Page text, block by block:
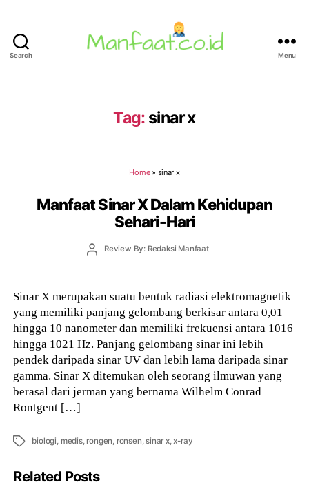
Search Menu
Tag: sinar x
Home» sinar x
Manfaat Sinar X Dalam Kehidupan
Sehari-Hari
PostReview By: Redaksi Manfaat
Sinar X merupakan suatu bentuk radiasi elektromagnetik
yang memiliki panjang gelombang berkisar antara 0,01
hingga 10 nanometer dan memiliki frekuensi antara 1016
hingga 1021 Hz. Panjang gelombang sinar ini lebih
pendek daripada sinar UV dan lebih lama daripada sinar
gamma. Sinar X ditemukan oleh seorang ilmuwan yang
berasal dari jerman yang bernama Wilhelm Conrad
Rontgent […]
Tags biologi, medis,rongen, ronsen,sinar x,x-ray
Related Posts